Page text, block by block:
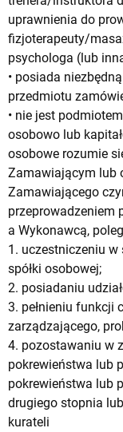
uprawnienia do
fizjoterapeuty/
psychologa (lub
• posiada
przedmiotu
• nie jest
osobowo lub
osobowe rozumie
Zamawiającym lub
Zamawiającego
przeprowadzeniem
a Wykonawcą,
1. uczestniczeniu w
spółki osobowej;
2. posiadaniu
3. pełnieniu funkcji
zarządzającego,
4. pozostawaniu w
pokrewieństwa lub
pokrewieństwa lub
drugiego stopnia
kurateli